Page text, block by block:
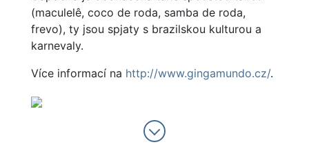
(maculelê, coco de roda, samba de roda,
frevo), ty jsou spjaty s brazilskou kulturou a
karnevaly.
Více informací na http://www.gingamundo.cz/.